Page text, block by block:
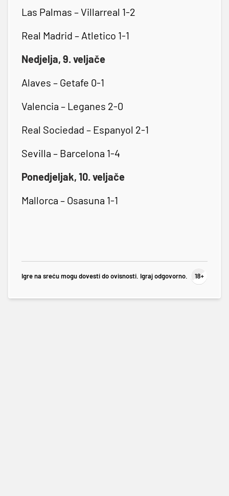
Las Palmas – Villarreal 1-2
Real Madrid – Atletico 1-1
Nedjelja, 9. veljače
Alaves – Getafe 0-1
Valencia – Leganes 2-0
Real Sociedad – Espanyol 2-1
Sevilla – Barcelona 1-4
Ponedjeljak, 10. veljače
Mallorca – Osasuna 1-1
Igre na sreću mogu dovesti do ovisnosti. Igraj odgovorno.